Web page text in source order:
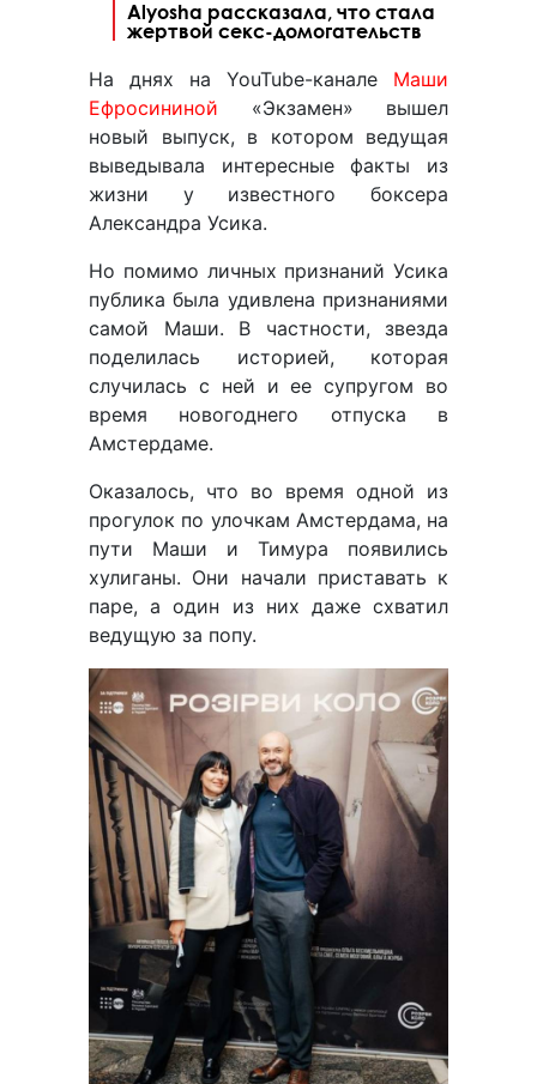
Alyosha рассказала, что стала
жертвой секс-домогательств
На днях на YouTube-канале Маши
Ефросининой «Экзамен» вышел
новый выпуск, в котором ведущая
выведывала интересные факты из
жизни у известного боксера
Александра Усика.
Но помимо личных признаний Усика
публика была удивлена признаниями
самой Маши. В частности, звезда
поделилась историей, которая
случилась с ней и ее супругом во
время новогоднего отпуска в
Амстердаме.
Оказалось, что во время одной из
прогулок по улочкам Амстердама, на
пути Маши и Тимура появились
хулиганы. Они начали приставать к
паре, а один из них даже схватил
ведущую за попу.